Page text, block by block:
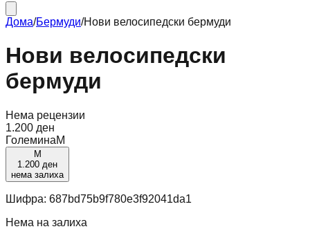
Дома/Бермуди/Нови велосипедски бермуди
Нови велосипедски
бермуди
Нема рецензии
1.200 ден
ГолеминаM
M
1.200 ден
нема залиха
Шифра: 687bd75b9f780e3f92041da1
Нема на залиха